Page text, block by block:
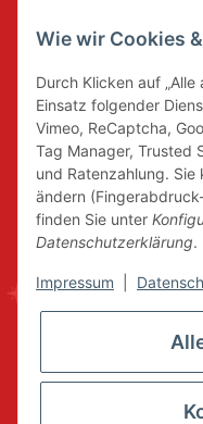
Wie wir Cookies
Durch Klicken auf
Einsatz folgender
Vimeo, ReCaptcha,
Tag Manager, Trusted
und Ratenzahlung.
ändern
finden Sie unter
Datenschutzerklärung.
Impressum